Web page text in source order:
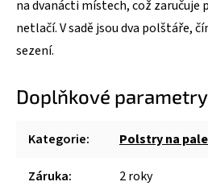
na dvanácti místech, což
netlačí. V sadě jsou dva polštáře,
sezení.
Doplňkové parametry
Kategorie: Polstry na
Záruka: 2 roky